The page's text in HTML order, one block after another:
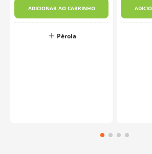
ADICIONAR AO CARRINHO
Pérola